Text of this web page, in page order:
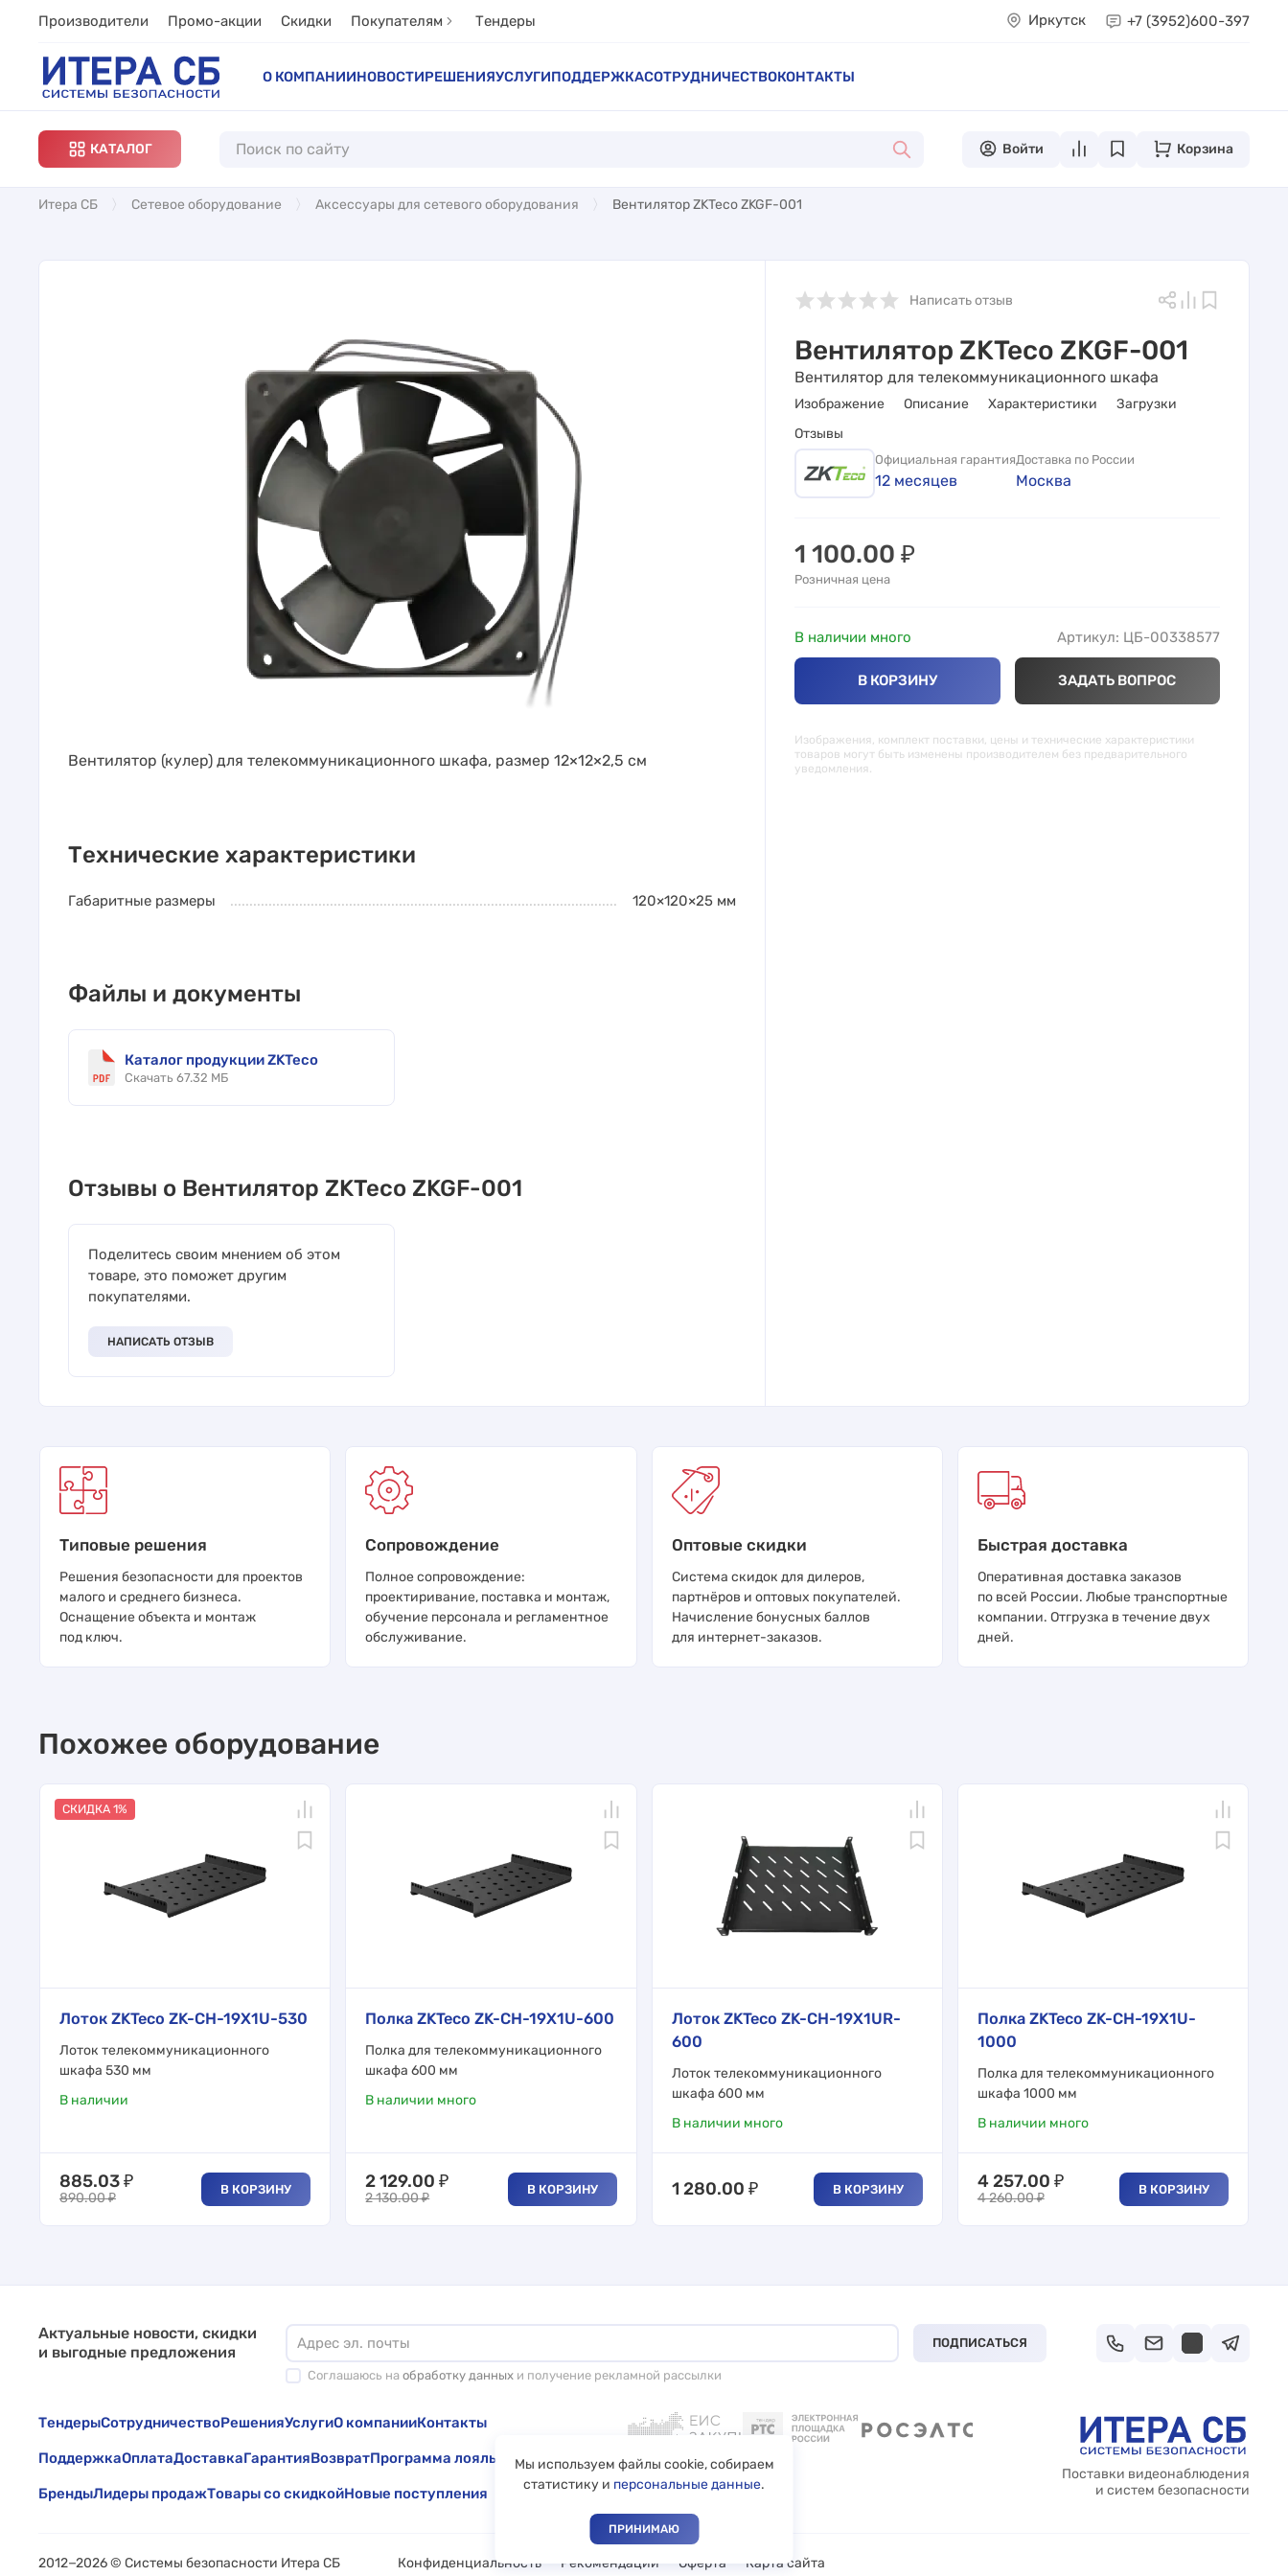
Производители Промо-акции Скидки Покупателям Тендеры Иркутск +7 (3952)600-397
О КОМПАНИИНОВОСТИРЕШЕНИЯУСЛУГИПОДДЕРЖКАСОТРУДНИЧЕСТВОКОНТАКТЫ
КАТАЛОГ Войти Корзина
Итера СБ Сетевое оборудование Аксессуары для сетевого оборудования Вентилятор ZKTeco ZKGF-001
Написать отзыв
Вентилятор ZKTeco ZKGF-001
Вентилятор для телекоммуникационного шкафа
Изображение Описание Характеристики
Загрузки
Отзывы
Официальная гарантия
12 месяцев
Доставка по России
Москва
1 100.00 ₽
Розничная цена
В наличии много Артикул: ЦБ-00338577
В КОРЗИНУ ЗАДАТЬ ВОПРОС
Изображения, комплект поставки, цены и технические характеристики
товаров могут быть изменены производителем без предварительного
уведомления.
Вентилятор (кулер) для телекоммуникационного шкафа, размер 12×12×2,5 см
Технические характеристики
Габаритные размеры 120×120×25 мм
Файлы и документы
Каталог продукции ZKTeco
Скачать 67.32 МБ
Отзывы о Вентилятор ZKTeco ZKGF-001
Поделитесь своим мнением об этом
товаре, это поможет другим
покупателями.
НАПИСАТЬ ОТЗЫВ
Типовые решения
Решения безопасности для проектов
малого и среднего бизнеса.
Оснащение объекта и монтаж
под ключ.
Сопровождение
Полное сопровождение:
проектиривание, поставка и монтаж,
обучение персонала и регламентное
обслуживание.
Оптовые скидки
Система скидок для дилеров,
партнёров и оптовых покупателей.
Начисление бонусных баллов
для интернет-заказов.
Быстрая доставка
Оперативная доставка заказов
по всей России. Любые транспортные
компании. Отгрузка в течение двух
дней.
Похожее оборудование
СКИДКА 1%
Лоток ZKTeco ZK-CH-19X1U-530
Лоток телекоммуникационного
шкафа 530 мм
В наличии
885.03₽
890.00₽
В КОРЗИНУ
Полка ZKTeco ZK-CH-19X1U-600
Полка для телекоммуникационного
шкафа 600 мм
В наличии много
2 129.00 ₽
2 130.00₽
В КОРЗИНУ
Лоток ZKTeco ZK-CH-19X1UR-
600
Лоток телекоммуникационного
шкафа 600 мм
В наличии много
1 280.00 ₽ В КОРЗИНУ
Полка ZKTeco ZK-CH-19X1U-
1000
Полка для телекоммуникационного
шкафа 1000 мм
В наличии много
4 257.00 ₽
4 260.00₽
В КОРЗИНУ
Актуальные новости, скидки
и выгодные предложения
ПОДПИСАТЬСЯ
Соглашаюсь на обработку данных и получение рекламной рассылки
ТендерыСотрудничествоРешенияУслугиО компанииКонтакты
ПоддержкаОплатаДоставкаГарантияВозвратПрограмма лояльности
БрендыЛидеры продажТовары со скидкойНовые поступления
Поставки видеонаблюдения
и систем безопасности
2012−2026 © Системы безопасности Итера СБ Конфиденциальность Рекомендации Оферта Карта сайта
Мы используем файлы cookie, собираем
статистику и персональные данные.
ПРИНИМАЮ